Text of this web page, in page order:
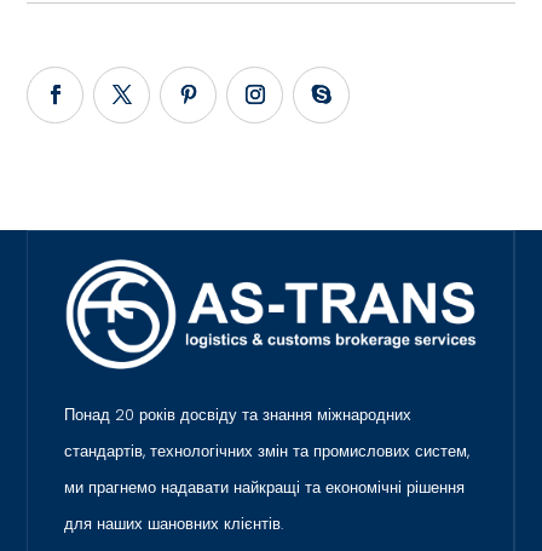
Понад 20 років досвіду та знання міжнародних
стандартів, технологічних змін та промислових систем,
ми прагнемо надавати найкращі та економічні рішення
для наших шановних клієнтів.